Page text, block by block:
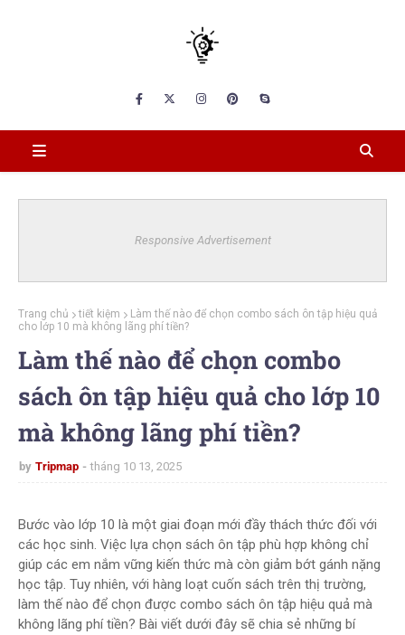
Responsive Advertisement
Trang chủ tiết kiệm
Làm thế nào để chọn combo sách ôn tập hiệu quả
cho lớp 10 mà không lãng phí tiền?
Làm thế nào để chọn combo
sách ôn tập hiệu quả cho lớp 10
mà không lãng phí tiền?
by Tripmap tháng 10 13, 2025
Bước vào lớp 10 là một giai đoạn mới đầy thách thức đối với
các học sinh. Việc lựa chọn sách ôn tập phù hợp không chỉ
giúp các em nắm vững kiến thức mà còn giảm bớt gánh nặng
học tập. Tuy nhiên, với hàng loạt cuốn sách trên thị trường,
làm thế nào để chọn được combo sách ôn tập hiệu quả mà
không lãng phí tiền? Bài viết dưới đây sẽ chia sẻ những bí